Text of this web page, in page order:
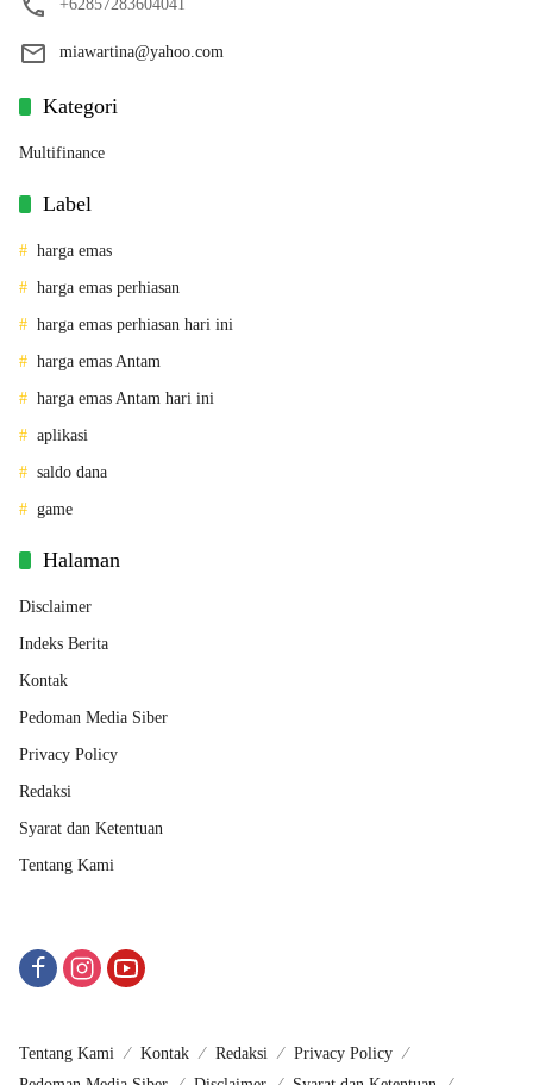
+62857283604041
miawartina@yahoo.com
Kategori
Multifinance
Label
harga emas
harga emas perhiasan
harga emas perhiasan hari ini
harga emas Antam
harga emas Antam hari ini
aplikasi
saldo dana
game
Halaman
Disclaimer
Indeks Berita
Kontak
Pedoman Media Siber
Privacy Policy
Redaksi
Syarat dan Ketentuan
Tentang Kami
Tentang Kami Kontak Redaksi
Privacy Policy